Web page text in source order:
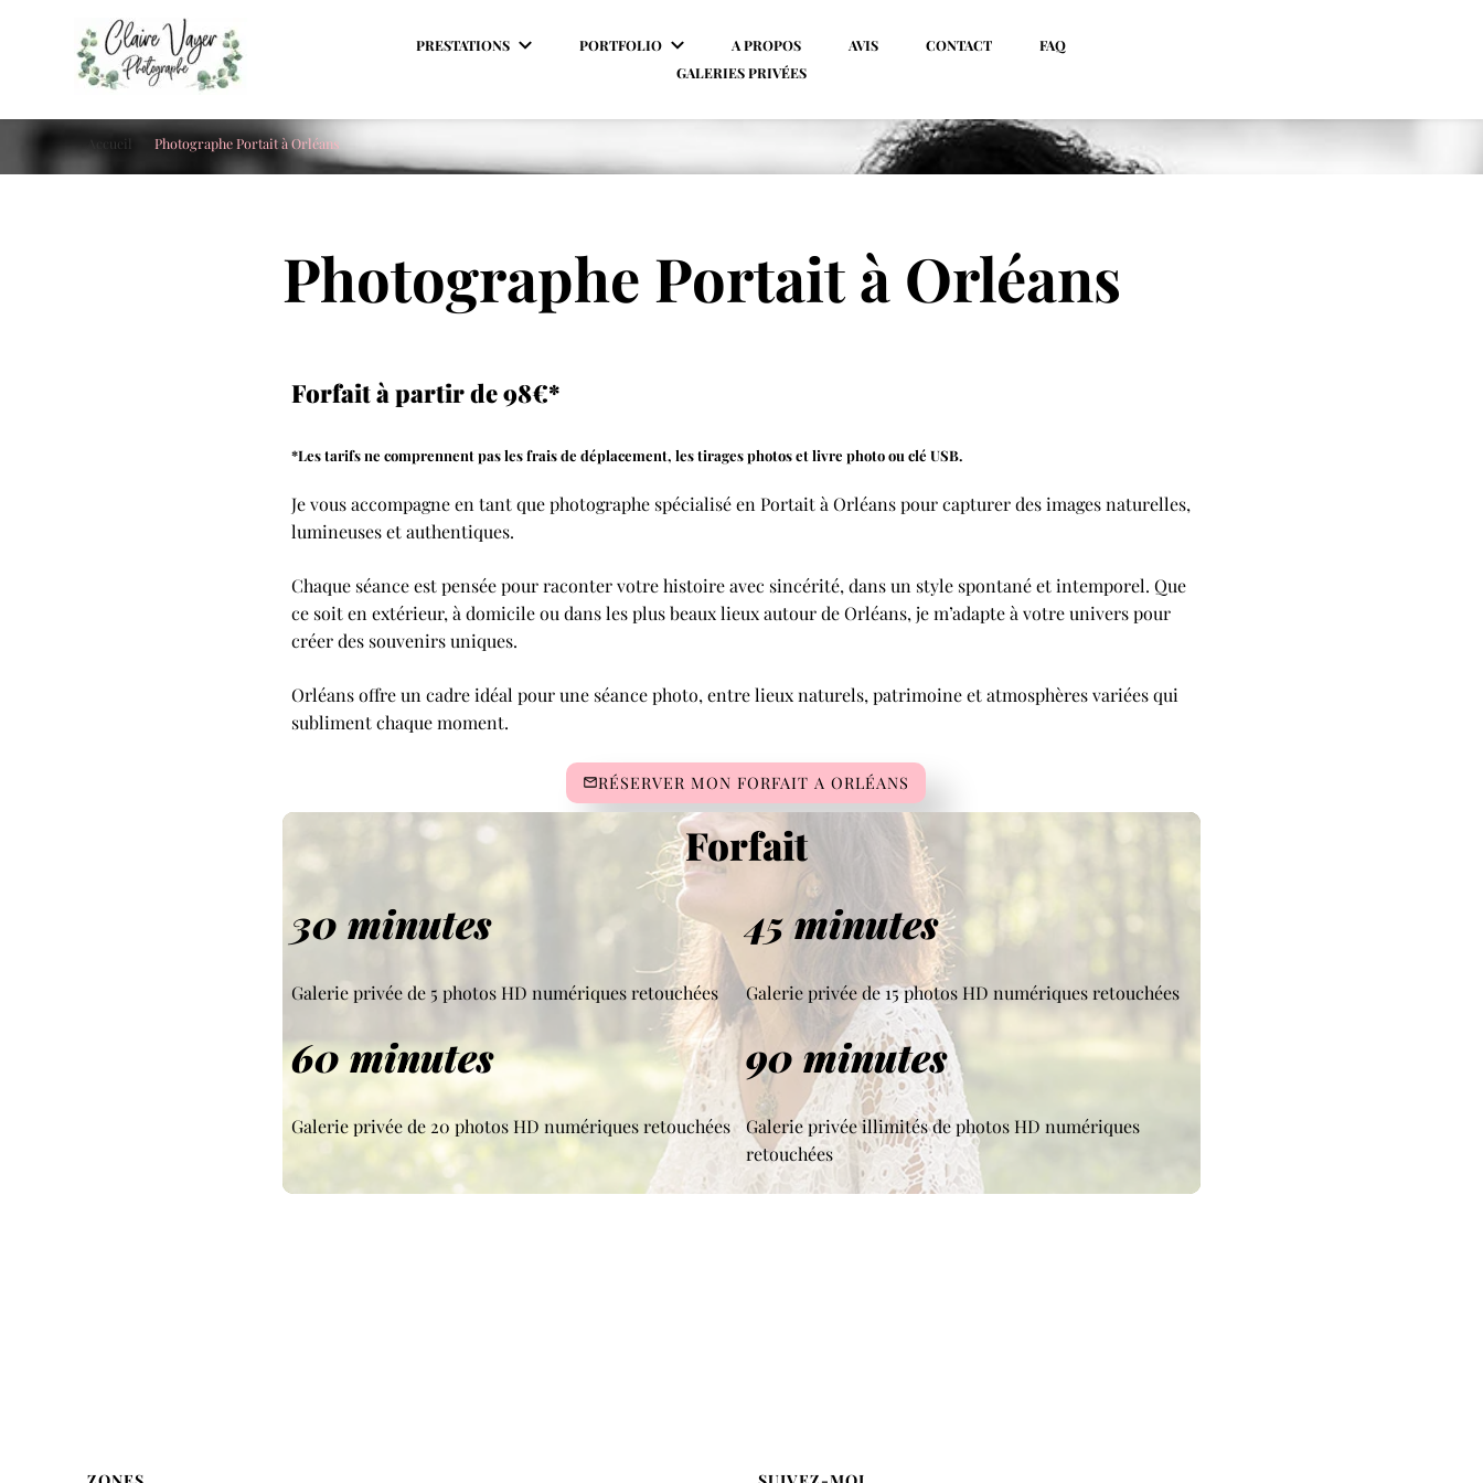
Claire Vayer Photographe
Votre photographe à Blois, Orléans et Tours
PRESTATIONS PORTFOLIO A PROPOS AVIS CONTACT
FAQ
GALERIES PRIVÉES
Accueil Photographe Portait à Orléans
Photographe Portait à Orléans
Forfait à partir de 98€*
*Les tarifs ne comprennent pas les frais de déplacement, les tirages photos et livre photo ou clé USB.
Je vous accompagne en tant que photographe spécialisé en Portait à Orléans pour capturer des images naturelles,
lumineuses et authentiques.
Chaque séance est pensée pour raconter votre histoire avec sincérité, dans un style spontané et intemporel. Que
ce soit en extérieur, à domicile ou dans les plus beaux lieux autour de Orléans, je m’adapte à votre univers pour
créer des souvenirs uniques.
Orléans offre un cadre idéal pour une séance photo, entre lieux naturels, patrimoine et atmosphères variées qui
subliment chaque moment.
RÉSERVER MON FORFAIT A ORLÉANS
Forfait
30 minutes
Galerie privée de 5 photos HD numériques retouchées
45 minutes
Galerie privée de 15 photos HD numériques retouchées
60 minutes
Galerie privée de 20 photos HD numériques retouchées
90 minutes
Galerie privée illimités de photos HD numériques
retouchées